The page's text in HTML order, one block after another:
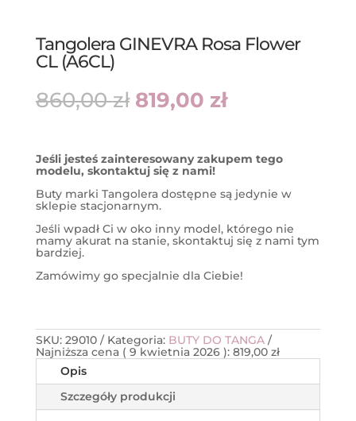
Tangolera GINEVRA Rosa Flower
CL (A6CL)
860,00zł Pierwotna
cena
819,00 złAktualna
cena
Jeśli jesteś zainteresowany zakupem tego
modelu, skontaktuj się z nami!
Buty marki Tangolera dostępne są jedynie w
sklepie stacjonarnym.
Jeśli wpadł Ci w oko inny model, którego nie
mamy akurat na stanie, skontaktuj się z nami tym
bardziej.
Zamówimy go specjalnie dla Ciebie!
SKU: 29010 Kategoria: BUTY DO TANGA
Najniższa cena ( 9 kwietnia 2026): 819,00 zł
Opis
Szczegóły produkcji